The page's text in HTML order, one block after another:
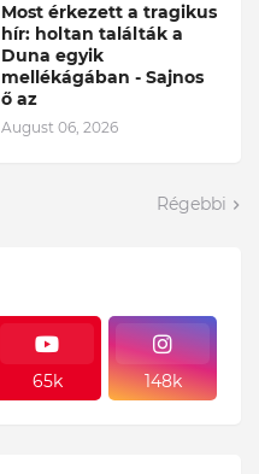
Most érkezett a tragikus
hír: holtan találták a
Duna egyik
mellékágában - Sajnos
ő az
August 06, 2026
Régebbi
65k 148k